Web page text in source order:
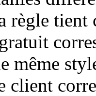
règle
même
client